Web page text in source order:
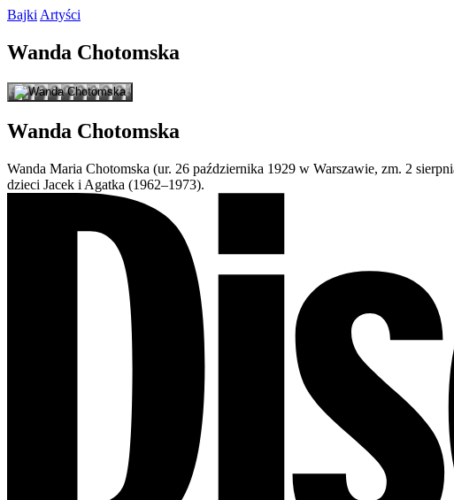
Bajki Artyści
Wanda Chotomska
Wanda Chotomska
Wanda Maria Chotomska (ur. 26 października 1929 w Warszawie, zm. 2
dzieci Jacek i Agatka (1962–1973).